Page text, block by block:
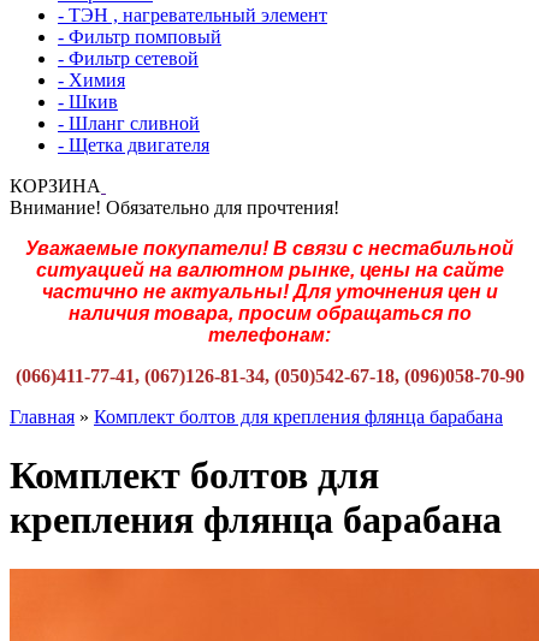
- ТЭН , нагревательный элемент
- Фильтр помповый
- Фильтр сетевой
- Химия
- Шкив
- Шланг сливной
- Щетка двигателя
КОРЗИНА
Внимание! Обязательно для прочтения!
Уважаемые покупатели! В связи с нестабильной
ситуацией на валютном рынке, цены на сайте
частично не актуальны! Для уточнения цен и
наличия товара, просим обращаться по
телефонам:
(066)411-77-41, (067)126-81-34, (050)542-67-18, (096)058-70-90
Главная » Комплект болтов для крепления флянца барабана
Комплект болтов для
крепления флянца барабана